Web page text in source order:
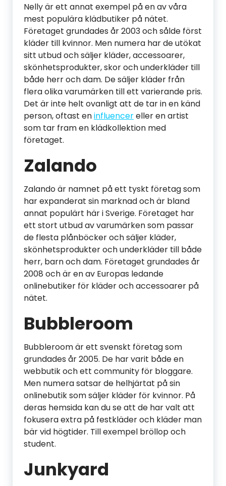
Nelly är ett annat exempel på en av våra
mest populära klädbutiker på nätet.
Företaget grundades år 2003 och sålde först
kläder till kvinnor. Men numera har de utökat
sitt utbud och säljer kläder, accessoarer,
skönhetsprodukter, skor och underkläder till
både herr och dam. De säljer kläder från
flera olika varumärken till ett varierande pris.
Det är inte helt ovanligt att de tar in en känd
person, oftast eninfluencereller en artist
som tar fram en klädkollektion med
företaget.
Zalando
Zalando är namnet på ett tyskt företag som
har expanderat sin marknad och är bland
annat populärt här i Sverige. Företaget har
ett stort utbud av varumärken som passar
de flesta plånböcker och säljer kläder,
skönhetsprodukter och underkläder till både
herr, barn och dam. Företaget grundades år
2008 och är en av Europas ledande
onlinebutiker för kläder och accessoarer på
nätet.
Bubbleroom
Bubbleroom är ett svenskt företag som
grundades år 2005. De har varit både en
webbutik och ett community för bloggare.
Men numera satsar de helhjärtat på sin
onlinebutik som säljer kläder för kvinnor. På
deras hemsida kan du se att de har valt att
fokusera extra på festkläder och kläder man
bär vid högtider. Till exempel bröllop och
student.
Junkyard